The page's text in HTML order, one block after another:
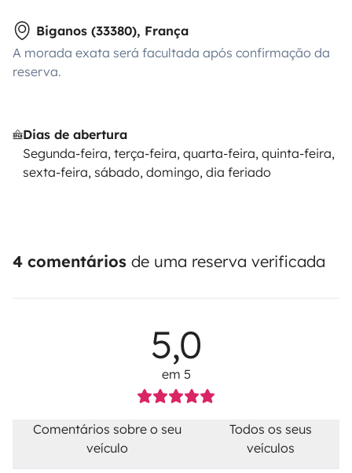
Biganos (33380), França
A morada exata será facultada após confirmação da
reserva.
Dias de abertura
Segunda-feira, terça-feira, quarta-feira, quinta-feira,
sexta-feira, sábado, domingo, dia feriado
4 comentários de uma reserva verificada
5,0
em 5
Comentários sobre o seu
veículo
Todos os seus
veículos